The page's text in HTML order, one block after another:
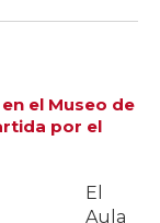
el Museo de
por el
El
Aula